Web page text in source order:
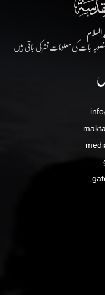
جات کی معلومات نشر کی جاتی ہیں